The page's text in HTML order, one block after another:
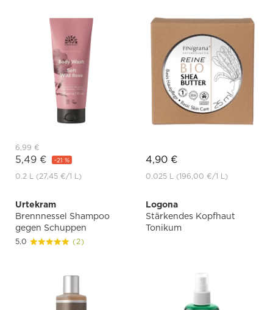
6,99 €
5,49 € -21 %
0.2 L (27,45 €/1 L)
4,90 €
0.025 L (196,00 €/1 L)
Urtekram
Brennnessel Shampoo
gegen Schuppen
5.0 (2)
Logona
Stärkendes Kopfhaut
Tonikum